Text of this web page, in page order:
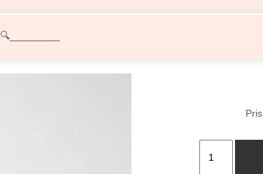
🔍_________
Pris